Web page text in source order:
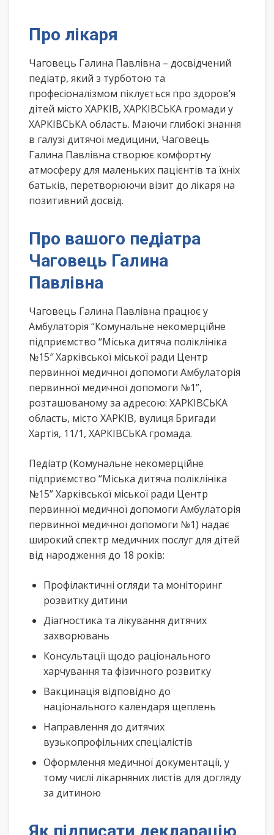
Про лікаря
Чаговець Галина Павлівна – досвідчений
педіатр, який з турботою та
професіоналізмом піклується про здоров’я
дітей місто ХАРКІВ, ХАРКІВСЬКА громади у
ХАРКІВСЬКА область. Маючи глибокі знання
в галузі дитячої медицини, Чаговець
Галина Павлівна створює комфортну
атмосферу для маленьких пацієнтів та їхніх
батьків, перетворюючи візит до лікаря на
позитивний досвід.
Про вашого педіатра
Чаговець Галина
Павлівна
Чаговець Галина Павлівна працює у
Амбулаторія “Комунальне некомерційне
підприємство “Міська дитяча поліклініка
№15″ Харківської міської ради Центр
первинної медичної допомоги Амбулаторія
первинної медичної допомоги №1”,
розташованому за адресою: ХАРКІВСЬКА
область, місто ХАРКІВ, вулиця Бригади
Хартія, 11/1, ХАРКІВСЬКА громада.
Педіатр (Комунальне некомерційне
підприємство “Міська дитяча поліклініка
№15” Харківської міської ради Центр
первинної медичної допомоги Амбулаторія
первинної медичної допомоги №1) надає
широкий спектр медичних послуг для дітей
від народження до 18 років:
Профілактичні огляди та моніторинг
розвитку дитини
Діагностика та лікування дитячих
захворювань
Консультації щодо раціонального
харчування та фізичного розвитку
Вакцинація відповідно до
національного календаря щеплень
Направлення до дитячих
вузькопрофільних спеціалістів
Оформлення медичної документації, у
тому числі лікарняних листів для догляду
за дитиною